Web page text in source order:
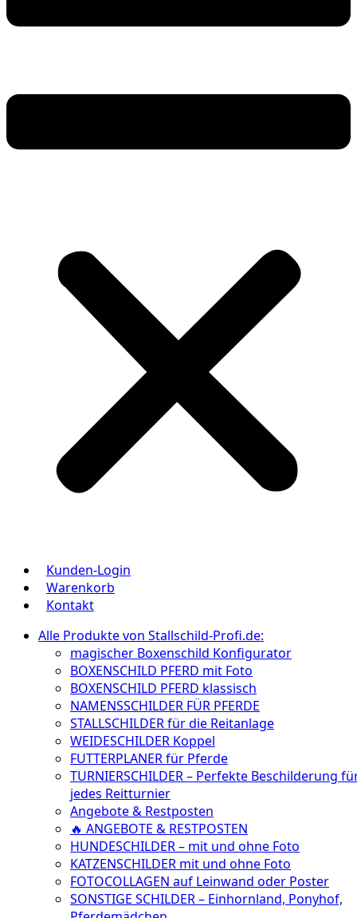
Kunden-Login
Warenkorb
Kontakt
Alle Produkte von Stallschild-Profi.de:
magischer Boxenschild Konfigurator
BOXENSCHILD PFERD mit Foto
BOXENSCHILD PFERD klassisch
NAMENSSCHILDER FÜR PFERDE
STALLSCHILDER für die Reitanlage
WEIDESCHILDER Koppel
FUTTERPLANER für Pferde
TURNIERSCHILDER – Perfekte Beschilderung
jedes Reitturnier
Angebote & Restposten
🔥 ANGEBOTE & RESTPOSTEN
HUNDESCHILDER – mit und ohne Foto
KATZENSCHILDER mit und ohne Foto
FOTOCOLLAGEN auf Leinwand oder Poster
SONSTIGE SCHILDER – Einhornland, Ponyhof,